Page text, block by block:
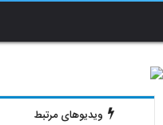
ویدیوهای مرتبط